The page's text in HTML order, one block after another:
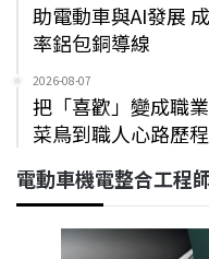
助電動車與AI發展
率鋁包銅導線
2026-08-07
把「喜歡」變成職
菜鳥到職人心路歷程
電動車機電整合工程